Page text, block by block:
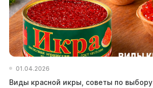
01.04.2026
Виды красной икры, советы по выбору